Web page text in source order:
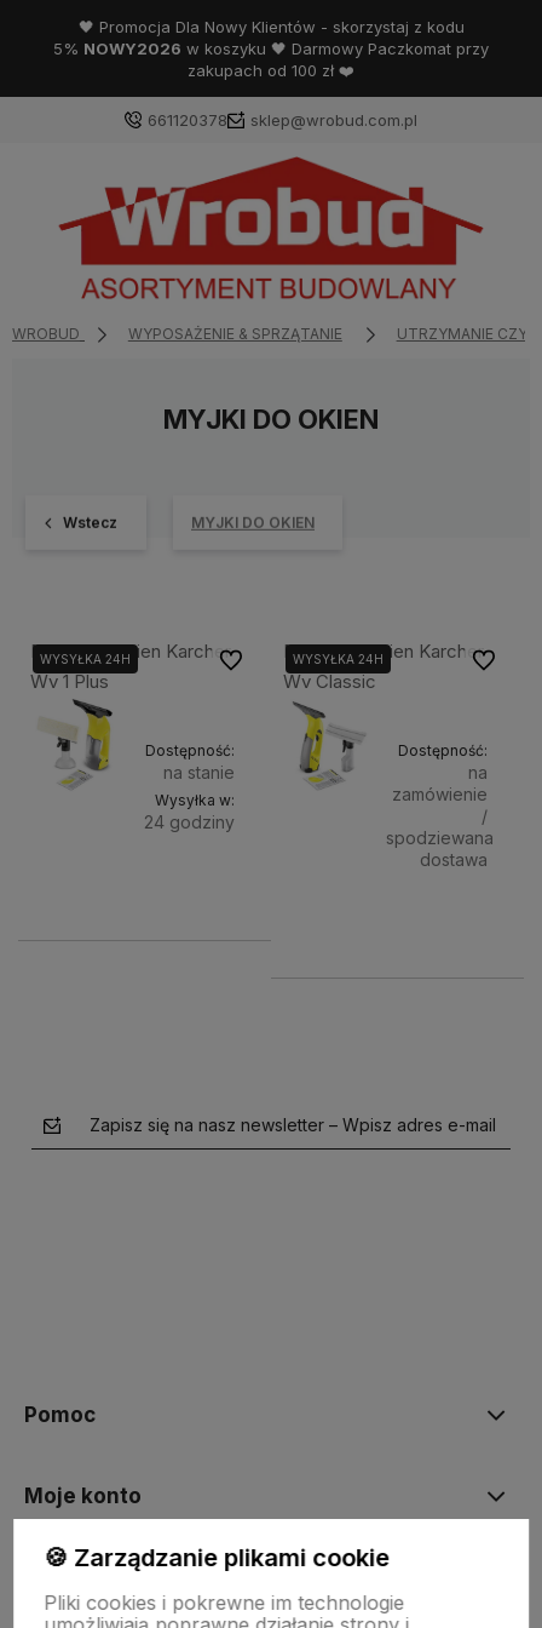
🖤 Promocja Dla Nowy Klientów - skorzystaj z kodu
5% NOWY2026 w koszyku 🖤 Darmowy Paczkomat przy
zakupach od 100 zł ❤️
661120378 sklep@wrobud.com.pl
WROBUD WYPOSAŻENIE & SPRZĄTANIE UTRZYMANIE
MYJKI DO OKIEN
Wstecz MYJKI DO OKIEN
Myjka Do Okien Karcher
Wv 1 Plus
WYSYŁKA 24H
Dostępność:
na stanie
Wysyłka w:
24 godziny
Do ulubionychMyjka Do Okien Karcher
Wv Classic
WYSYŁKA 24H
Dostępność:
na
zamówienie
/
spodziewana
dostawa
Do
Zapisz się na nasz newsletter – Wpisz adres e-mail
Pomoc
Moje konto
Płatności i dostawa
🍪 Zarządzanie plikami cookie
Pliki cookies i pokrewne im technologie